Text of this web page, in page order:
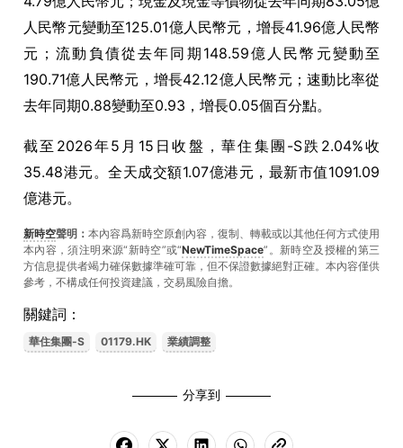
人民幣元變動至125.01億人民幣元，增長41.96億人民幣
元；流動負債從去年同期148.59億人民幣元變動至
190.71億人民幣元，增長42.12億人民幣元；速動比率從
去年同期0.88變動至0.93，增長0.05個百分點。
截至2026年5月15日收盤，華住集團-S跌2.04%收
35.48港元。全天成交額1.07億港元，最新市值1091.09
億港元。
新時空聲明： 本內容爲新時空原創內容，復制、轉載或以其他任何方式使用
本內容，須注明來源“新時空”或“NewTimeSpace”。新時空及授權的第三
方信息提供者竭力確保數據準確可靠，但不保證數據絕對正確。本內容僅供
參考，不構成任何投資建議，交易風險自擔。
關鍵詞：
華住集團-S 01179.HK 業績調整
分享到